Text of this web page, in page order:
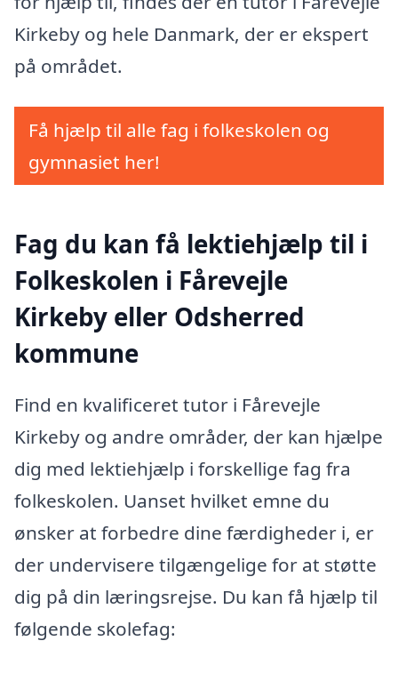
Kirkeby og hele Danmark, der er ekspert
på området.
Få hjælp til alle fag i folkeskolen og
gymnasiet her!
Fag du kan få lektiehjælp til i
Folkeskolen i Fårevejle
Kirkeby eller Odsherred
kommune
Find en kvalificeret tutor i Fårevejle
Kirkeby og andre områder, der kan hjælpe
dig med lektiehjælp i forskellige fag fra
folkeskolen. Uanset hvilket emne du
ønsker at forbedre dine færdigheder i, er
der undervisere tilgængelige for at støtte
dig på din læringsrejse. Du kan få hjælp til
følgende skolefag: